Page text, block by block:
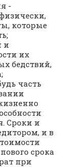
-
которые
и
их
бедствий,
часть
Сроки и
и в
срока
при